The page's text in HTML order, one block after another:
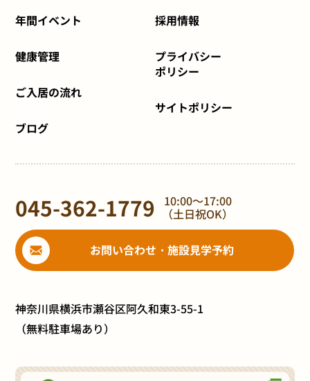
年間イベント
健康管理
ご入居の流れ
ブログ
採用情報
プライバシー
ポリシー
サイトポリシー
045-362-1779 10:00～17:00
（土日祝OK）
お問い合わせ・施設見学予約
神奈川県横浜市瀬谷区阿久和東3-55-1
（無料駐車場あり）